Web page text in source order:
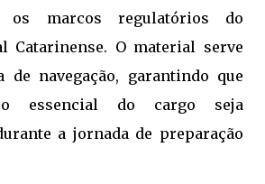
os marcos regulatórios do
Catarinense. O material serve
de navegação, garantindo que
essencial do cargo seja
a jornada de preparação